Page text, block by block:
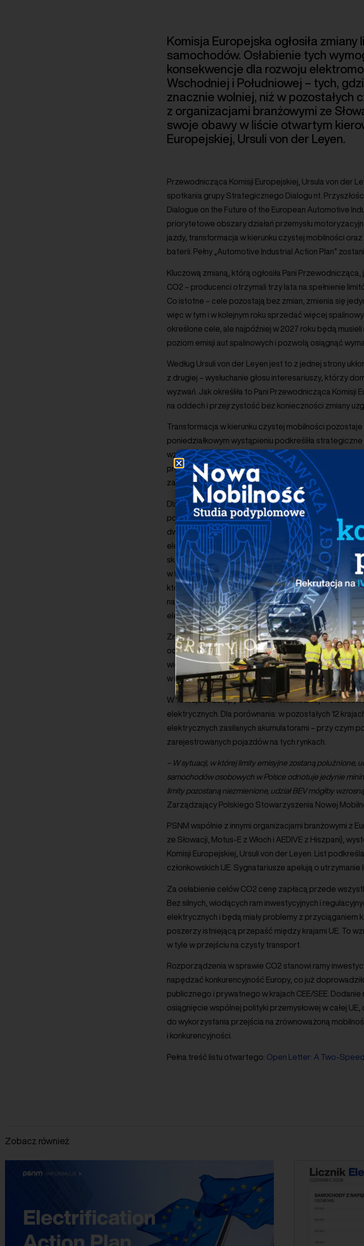
Komisja Europejska ogłosiła
samochodów. Osłabienie tych
konsekwencje dla rozwoju
Wschodniej i Południowej – tych,
znacznie wolniej, niż w pozostałych
z organizacjami branżowymi ze
swoje obawy w liście otwartym
Europejskiej, Ursuli von der Leyen.
Przewodnicząca Komisji Europejskiej, Ursula von der
spotkania grupy Strategicznego Dialogu nt.
Dialogue on the Future of the European Automotive
priorytetowe obszary działań przemysłu
jazdy, transformacja w kierunku czystej mobilności
baterii. Pełny „Automotive Industrial Action Plan”
Kluczową zmianą, którą ogłosiła Pani
CO2 – producenci otrzymali trzy lata na spełnienie
Co istotne – cele pozostają bez zmian, zmienia się
więc w tym i w kolejnym roku sprzedać więcej
określone cele, ale najpóźniej w 2027 roku będą
poziom emisji aut spalinowych i pozwolą osiągnąć
Według Ursuli von der Leyen jest to z jednej strony
z drugiej – wysłuchanie głosu interesariuszy, którzy
wyzwań. Jak określiła to Pani Przewodnicząca Komisji
na oddech i przejrzystość bez konieczności zmiany
Transformacja w kierunku czystej mobilności
poniedziałkowym wystąpieniu podkreśliła
wzmocnienia konkurencyjności baterii lokalnej
producentów baterii z UE, uproszczenie przepisów i
zawartości ogniw i komponentów pochodzących z
Dla branży bateryjnej jest to długofalowo bardzo
poluzowanie okresu na spełnienie limitów CO2 przez
dwóch lat osłabienie wymagań emisyjnych może
elektrycznych. Według prognoz agencji badawczej
skutkować niedostarczeniem nawet 450 tys. BEV-ów
w którym producenci mieli osiągnąć ściśle określone
którzy intensywnie się do tego przygotowywali. Do tej
na konkurencyjność cenową, mogą także skorzystać
elektryfikacji.
Zmiana polityki może też oznaczać osłabienie
od europejskiej czołówki elektryfikacji – w tym Polski.
większy rozdźwięk „Europy dwóch prędkości” – nie
w infrastrukturę i przemysł zrównoważonego
W 15 krajach Europy Środkowo-Wschodniej i
elektrycznych. Dla porównania: w pozostałych 12
elektrycznych zasilanych akumulatorami – przy czym
zarejestrowanych pojazdów na tych rynkach.
– W sytuacji, w której limity emisyjne zostaną poluźnione,
samochodów osobowych w Polsce odnotuje jedynie
limity pozostaną niezmienione, udział BEV mógłby
Zarządzający Polskiego Stowarzyszenia Nowej
PSNM wspólnie z innymi organizacjami branżowymi z
ze Słowacji, Motus-E z Włoch i AEDIVE z Hiszpani),
Komisji Europejskiej, Ursuli von der Leyen. List
członkowskich UE. Sygnatariusze apelują o utrzymanie
Za osłabienie celów CO2 cenę zapłacą przede
Bez silnych, wiodących ram inwestycyjnych i
elektrycznych i będą miały problemy z przyciąganiem
poszerzy istniejącą przepaść między krajami UE. To
w tyle w przejściu na czysty transport.
Rozporządzenia w sprawie CO2 stanowi ramy
napędzać konkurencyjność Europy, co już
publicznego i prywatnego w krajach CEE/SEE.
osiągnięcie wspólnej polityki przemysłowej w całej
do wykorzystania przejścia na zrównoważoną
i konkurencyjności.
Pełna treść listu otwartego: Open Letter: A Two-
Zobacz również